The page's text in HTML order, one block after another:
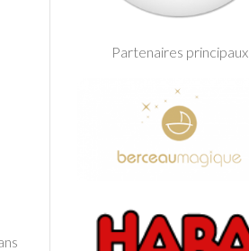
Partenaires principaux